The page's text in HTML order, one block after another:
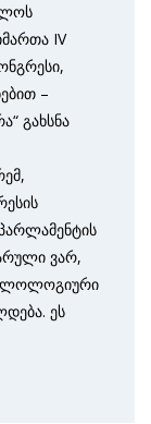
IV
–
გახსნა
ვარ,
ეს